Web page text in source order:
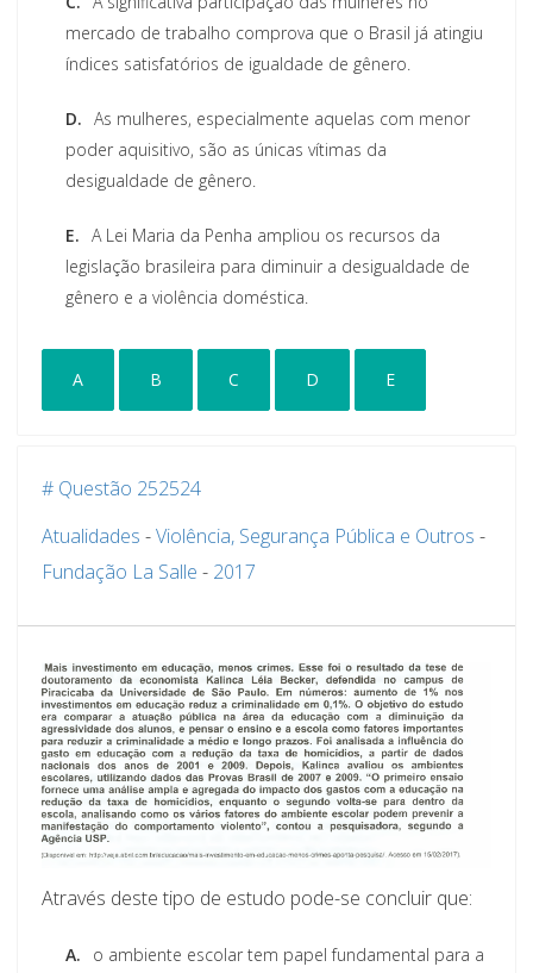
mercado de trabalho comprova que o Brasil já atingiu
índices satisfatórios de igualdade de gênero.
D. As mulheres, especialmente aquelas com menor
poder aquisitivo, são as únicas vítimas da
desigualdade de gênero.
E. A Lei Maria da Penha ampliou os recursos da
legislação brasileira para diminuir a desigualdade de
gênero e a violência doméstica.
A B C D E
# Questão 252524
Atualidades -Violência, Segurança Pública e Outros -
Fundação La Salle - 2017
Através deste tipo de estudo pode-se concluir que:
A.
o ambiente escolar tem papel fundamental para a